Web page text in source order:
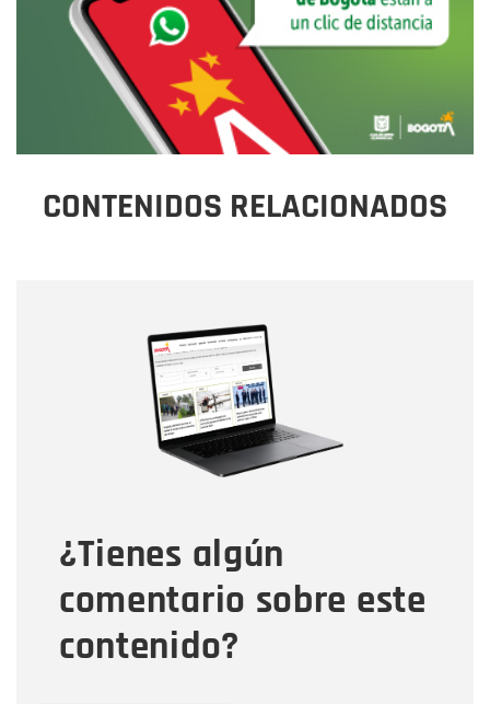
CONTENIDOS RELACIONADOS
¿Tienes algún
comentario sobre este
contenido?
Correo electrónico
Tipo de comentario
Mensaje